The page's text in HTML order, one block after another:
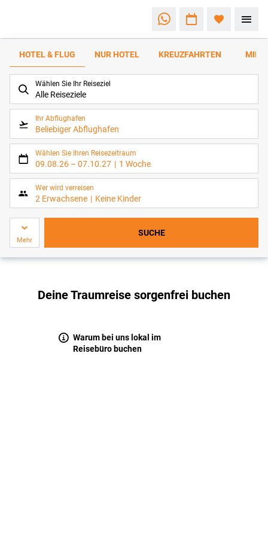
Tipps
rund um
die
Buchung
HOTEL & FLUG NUR HOTEL KREUZFAHRTEN
Wählen Sie Ihr Reiseziel
Alle Reiseziele
Ihr Abflughafen
Beliebiger Abflughafen
Wählen Sie Ihren Reisezeitraum
09.08.26 – 07.10.27 1 Woche
Wer wird verreisen
2 Erwachsene Keine Kinder
Mehr
SUCHE
Deine Traumreise sorgenfrei buchen
Warum bei uns lokal im
Reisebüro buchen